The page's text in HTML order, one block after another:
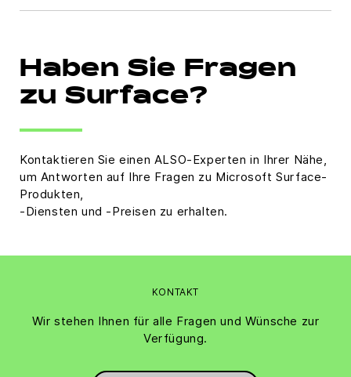
Haben Sie Fragen
zu Surface?
Kontaktieren Sie einen ALSO-Experten in Ihrer Nähe,
um Antworten auf Ihre Fragen zu Microsoft Surface-
Produkten,
-Diensten und -Preisen zu erhalten.
KONTAKT
Wir stehen Ihnen für alle Fragen und Wünsche zur
Verfügung.